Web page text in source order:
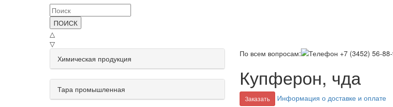
ПОИСК
△
▽
Химическая продукция
Тара промышленная
По всем вопросам:
Купферон, чда
Заказать Информация о доставке и оплате